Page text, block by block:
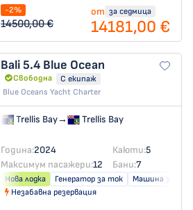
-2%
14500,00 €
от за седмица
14181,00 €
Bali 5.4 Blue Ocean
Свободна
С екипаж
Blue Oceans Yacht Charter
Trellis Bay→ Trellis Bay
Година:2024 Каюти:5
Максимум пасажери:12 Бани:7
Нова лодка Генератор за ток
Машина за
Незабавна резервация